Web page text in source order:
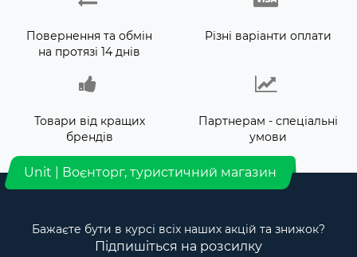
Повернення та обмін
на протязі 14 днів
Різні варіанти оплати
Товари від кращих
брендів
Партнерам - спеціальні
умови
Unit | Воєнторг, туристичний магазин
Бажаєте бути в курсі всіх наших акцій та знижок?
Підпишіться на розсилку